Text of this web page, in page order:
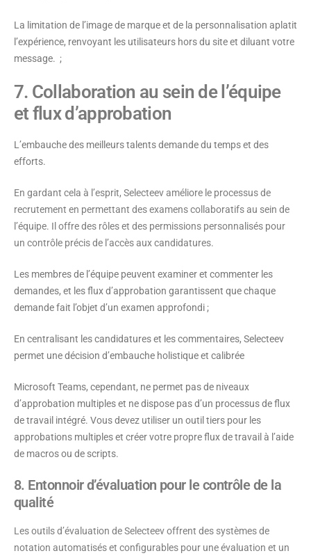
La limitation de l’image de marque et de la personnalisation aplatit
l’expérience, renvoyant les utilisateurs hors du site et diluant votre
message. ;
7. Collaboration au sein de l’équipe
et flux d’approbation
L’embauche des meilleurs talents demande du temps et des
efforts.
En gardant cela à l’esprit, Selecteev améliore le processus de
recrutement en permettant des examens collaboratifs au sein de
l’équipe. Il offre des rôles et des permissions personnalisés pour
un contrôle précis de l’accès aux candidatures.
Les membres de l’équipe peuvent examiner et commenter les
demandes, et les flux d’approbation garantissent que chaque
demande fait l’objet d’un examen approfondi ;
En centralisant les candidatures et les commentaires, Selecteev
permet une décision d’embauche holistique et calibrée
Microsoft Teams, cependant, ne permet pas de niveaux
d’approbation multiples et ne dispose pas d’un processus de flux
de travail intégré. Vous devez utiliser un outil tiers pour les
approbations multiples et créer votre propre flux de travail à l’aide
de macros ou de scripts.
8. Entonnoir d’évaluation pour le contrôle de la
qualité
Les outils d’évaluation de Selecteev offrent des systèmes de
notation automatisés et configurables pour une évaluation et un